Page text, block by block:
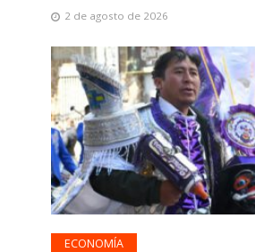
2 de agosto de 2026
ECONOMÍA